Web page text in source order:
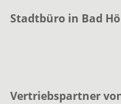
Stadtbüro in Bad
Vertriebspartner